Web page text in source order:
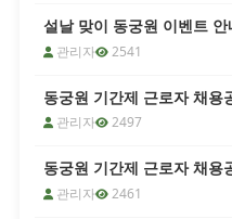
[개인정보 관련] 동
보와 관련하여 취급 관
화됨에 따라 다음과 같
급하지 않음2. 기존의
DB 삭제소중한 개인정
설날 맞이 동궁원 이벤트 안
관리자
2541
동궁원 기간제 근로자 채용
관리자
2497
동궁원 기간제 근로자 채용
관리자
2461